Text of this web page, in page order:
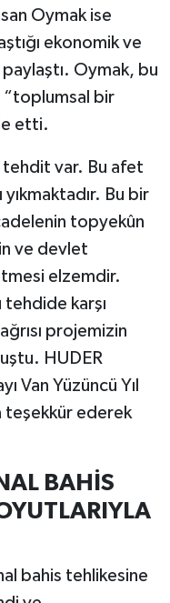
Oymak ise
ekonomik ve
Oymak, bu
“toplumsal bir
etti.
tehdit var. Bu afet
yıkmaktadır. Bu bir
topyekûn
ve devlet
elzemdir.
tehdide karşı
projemizin
HUDER
Van Yüzüncü Yıl
teşekkür ederek
BAHİS
bahis tehlikesine